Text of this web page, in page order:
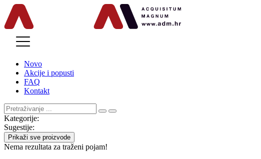
Novo
Akcije i popusti
FAQ
Kontakt
Kategorije:
Sugestije:
Prikaži sve proizvode
Nema rezultata za traženi pojam!